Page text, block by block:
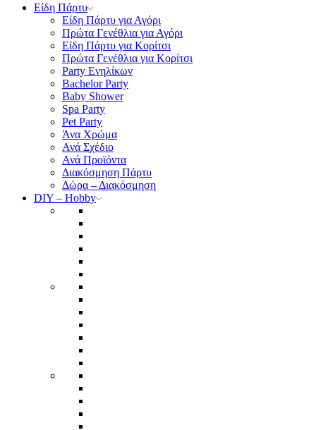
Είδη Πάρτυ
Είδη Πάρτυ για Αγόρι
Πρώτα Γενέθλια για Αγόρι
Είδη Πάρτυ για Κορίτσι
Πρώτα Γενέθλια για Κορίτσι
Party Ενηλίκων
Bachelor Party
Baby Shower
Spa Party
Pet Party
Άνα Χρώμα
Ανά Σχέδιο
Ανά Προϊόντα
Διακόσμηση Πάρτυ
Δώρα – Διακόσμηση
DIY – Hobby